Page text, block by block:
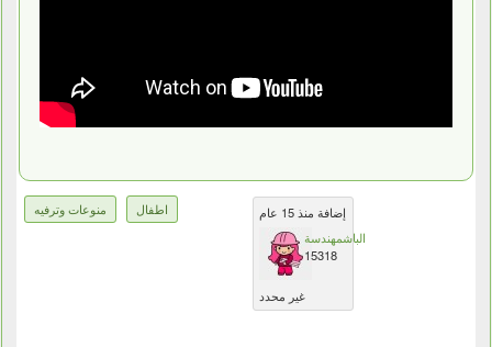
اطفال منوعات وترفيه
إضافة منذ 15 عام
الباشمهندسة
15318
غير محدد